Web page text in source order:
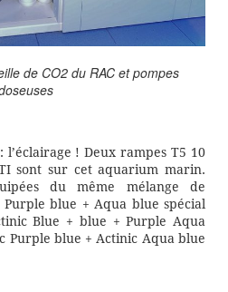
de CO2 du RAC et pompes
! Deux rampes T5 10
sont sur cet aquarium marin.
du même mélange de
blue + Aqua blue spécial
Blue + blue + Purple Aqua
Purple blue + Actinic Aqua blue